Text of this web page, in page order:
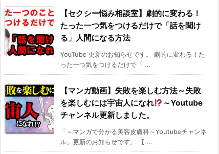
【セクシー悩み相談室】劇的に変わる！
たった一つ気をつけるだけで「話を聞け
る」人間になる方法
YouTube 更新のお知らせです。 劇的に変わる！た
った一つ気をつけるだけで「 ...
【マンガ動画】失敗を楽しむ方法～失敗
を楽しむには宇宙人になれ
～Youtube
チャンネル更新しました。
「～マンガで分かる美容皮膚科～Youtubeチャンネ
ル」更新のお知らせです。 【 ...